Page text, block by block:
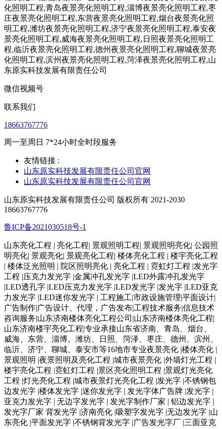
微信视频号
联系我们
18663767776
周一至周日 7*24小时全时段服务
友情链接 :
山东原实科技发展有限责任公司官网
山东原实科技发展有限责任公司官网
山东原实科技发展有限责任公司 版权所有 2021-2030
18663767776
鲁ICP备2021030518号-1
山东亮化工程 | 亮化工程| 景观照明工程| 景观照明亮化| 公园照
明亮化| 景观亮化| 景观亮化工程| 楼体亮化工程 | 楼宇亮化工程
| 楼体泛光照明 | 院区照明亮化 | 亮化工程 | 霓虹灯工程 |发光字
工程 |压克力发光字 |金属冲孔发光字 |LED外露冲孔发光字
|LED透孔字 |LED压克力发光字 |LED发光字 |发光字 |LED亚克
力发光字 |LED迷你发光字 | 工程施工|市政设施管理|平面设计|
广告制作|广告设计、代理，广告发布|工程技术服务|信息技术
咨询服务|山东济南楼体亮化工程公司|山东济南楼体亮化工程|
山东济南楼宇亮化工程|专业承接山东省济南、青岛、烟台、
威海、东营、淄博、潍坊、日照、菏泽、枣庄、德州、滨州、
临沂、济宁、聊城、泰安市等16地市专业夜景亮化 |楼体亮化 |
景观照明 |夜景照明及亮化工程 |城市夜景亮化 |外墙灯光工程 |
楼宇亮化工程 |霓虹灯工程 |景区亮化照明工程 |景观灯光亮化
工程 |灯光亮化工程 |城市夜景灯光亮化工程 |发光字 |不锈钢包
边发光字 |楼体发光字 |迷你发光字 | 发光字体广告牌 |发光字 |
亚克力发光字 | 无边字发光字 | 发光字制作厂家 | 铝边发光字 |
发光字厂家 背发光字 |济南亮化 |吸塑字发光字 |无边发光字 |山
东亮化 |平面发光字 |不锈钢背发光字 |广告发光字厂 |三面亚克